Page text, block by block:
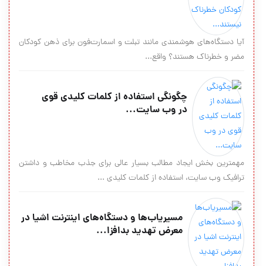
آیا دستگاه‌های هوشمندی مانند تبلت و اسمارت‌فون برای ذهن کودکان
مضر و خطرناک هستند؟ واقع...
چگونگی استفاده از کلمات کلیدی قوی
در وب سایت...
مهمترین بخش ایجاد مطالب بسیار عالی برای جذب مخاطب و داشتن
ترافیک وب سایت، استفاده از کلمات کلیدی ...
مسیریاب‌ها و دستگاه‌های اینترنت اشیا در
معرض تهدید بدافزا...